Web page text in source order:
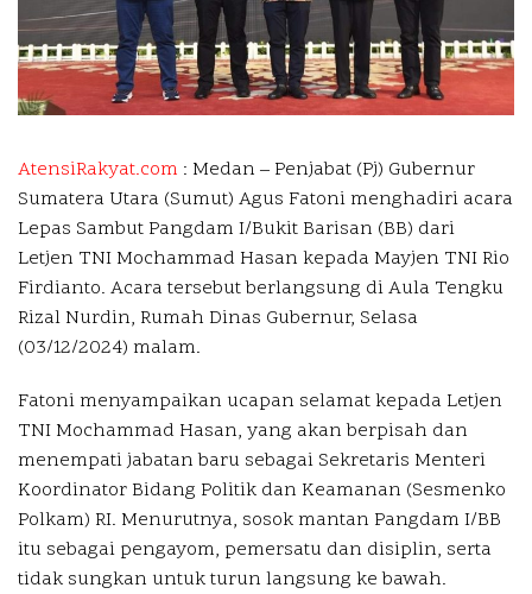
AtensiRakyat.com : Medan – Penjabat (Pj) Gubernur
Sumatera Utara (Sumut) Agus Fatoni menghadiri acara
Lepas Sambut Pangdam I/Bukit Barisan (BB) dari
Letjen TNI Mochammad Hasan kepada Mayjen TNI Rio
Firdianto. Acara tersebut berlangsung di Aula Tengku
Rizal Nurdin, Rumah Dinas Gubernur, Selasa
(03/12/2024) malam.
Fatoni menyampaikan ucapan selamat kepada Letjen
TNI Mochammad Hasan, yang akan berpisah dan
menempati jabatan baru sebagai Sekretaris Menteri
Koordinator Bidang Politik dan Keamanan (Sesmenko
Polkam) RI. Menurutnya, sosok mantan Pangdam I/BB
itu sebagai pengayom, pemersatu dan disiplin, serta
tidak sungkan untuk turun langsung ke bawah.